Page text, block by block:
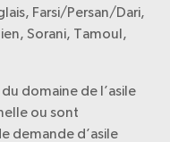
Farsi/Persan/Dari,
Sorani, Tamoul,
domaine de l’asile
ou sont
demande d’asile